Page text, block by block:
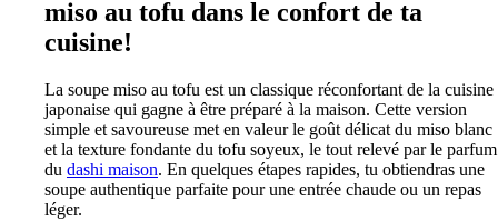
miso au tofu dans le confort de ta
cuisine!
La soupe miso au tofu est un classique réconfortant de la cuisine
japonaise qui gagne à être préparé à la maison. Cette version
simple et savoureuse met en valeur le goût délicat du miso blanc
et la texture fondante du tofu soyeux, le tout relevé par le parfum
du dashi maison. En quelques étapes rapides, tu obtiendras une
soupe authentique parfaite pour une entrée chaude ou un repas
léger.